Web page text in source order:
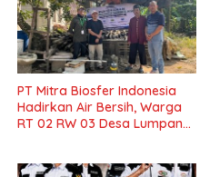
PT Mitra Biosfer Indonesia
Hadirkan Air Bersih, Warga
RT 02 RW 03 Desa Lumpang